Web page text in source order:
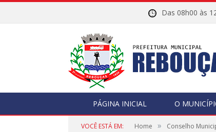
Das 08h00 às
PÁGINA INICIAL O
VOCÊ ESTÁ EM: Home » Conselho